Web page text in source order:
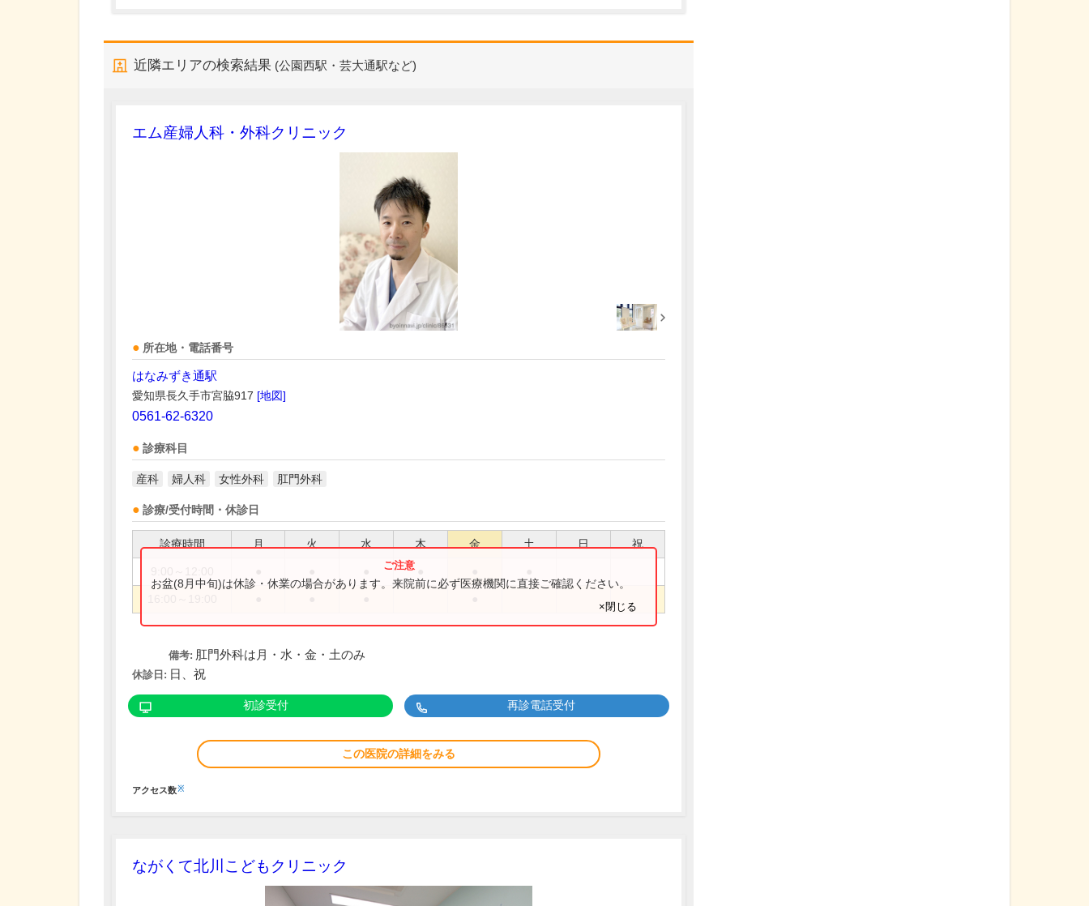
近隣エリアの検索結果 (公園西駅・芸大通駅など)
エム産婦人科・外科クリニック
所在地・電話番号
はなみずき通駅
愛知県長久手市宮脇917 [地図]
0561-62-6320
診療科目
産科 婦人科 女性外科 肛門外科
診療/受付時間・休診日
診療時間 月 火 水 木 金 土 日 祝
お盆(8月中旬)は休診・休業の場合があります。来院前に必ず医療機関に直接ご確認ください。
×閉じる
備考: 肛門外科は月・水・金・土のみ
休診日: 日、祝
初診受付 再診電話受付
この医院の詳細をみる
アクセス数※
ながくて北川こどもクリニック